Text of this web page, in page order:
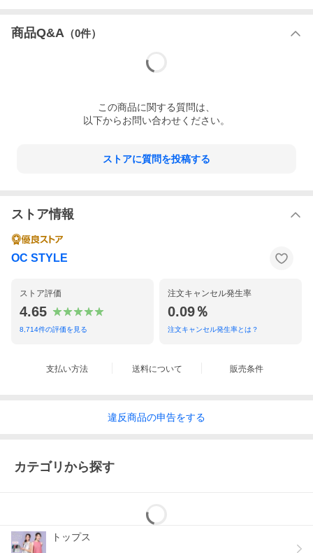
商品Q&A （0件）
この商品に関する質問は、
以下からお問い合わせください。
ストアに質問を投稿する
ストア情報
OC STYLE
ストア評価
4.65
8,714件の評価を見る
注文キャンセル発生率
0.09％
注文キャンセル発生率とは？
支払い方法 送料について 販売条件
違反商品の申告をする
カテゴリから探す
トップス